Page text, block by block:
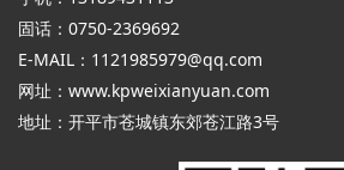
固话：0750-2369692
E-MAIL：1121985979@qq.com
网址： www.kpweixianyuan.com
地址：开平市苍城镇东郊苍江路3号